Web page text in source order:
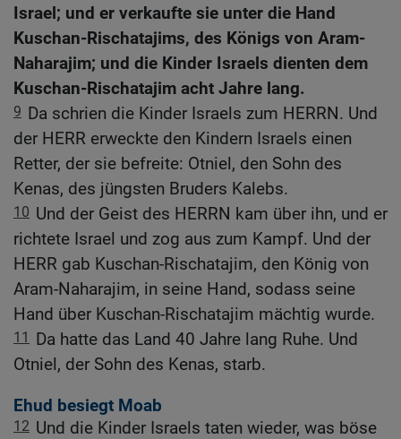
Israel; und er verkaufte sie unter die Hand
Kuschan-Rischatajims, des Königs von Aram-
Naharajim; und die Kinder Israels dienten dem
Kuschan-Rischatajim acht Jahre lang.
9 Da schrien die Kinder Israels zum HERRN. Und
der HERR erweckte den Kindern Israels einen
Retter, der sie befreite: Otniel, den Sohn des
Kenas, des jüngsten Bruders Kalebs.
10 Und der Geist des HERRN kam über ihn, und er
richtete Israel und zog aus zum Kampf. Und der
HERR gab Kuschan-Rischatajim, den König von
Aram-Naharajim, in seine Hand, sodass seine
Hand über Kuschan-Rischatajim mächtig wurde.
11
Da hatte das Land 40 Jahre lang Ruhe. Und
Otniel, der Sohn des Kenas, starb.
Ehud besiegt Moab
12 Und die Kinder Israels taten wieder, was böse